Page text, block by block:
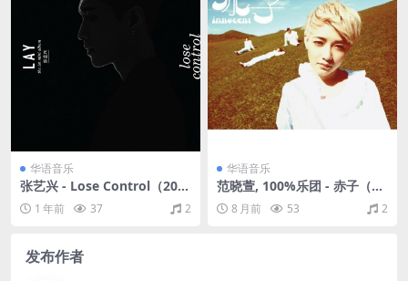
华语音乐
张艺兴 - Lose Control（201
6/FLAC/EP分轨/164M）
1 年前 37 2
华语音乐
范晓萱, 100%乐团 - 赤子（20
09/FLAC/分轨/276M）
8 月前 53 2
发布作者